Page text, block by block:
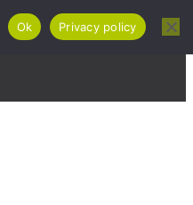
Ok Privacy policy